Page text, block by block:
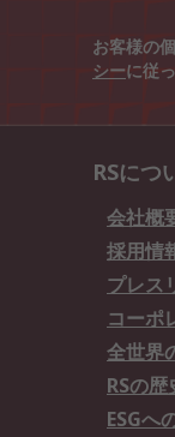
お客様の
シーに従
RSにつ
会社概
採用情
プレス
コーポ
全世界
RSの歴
ESGへ